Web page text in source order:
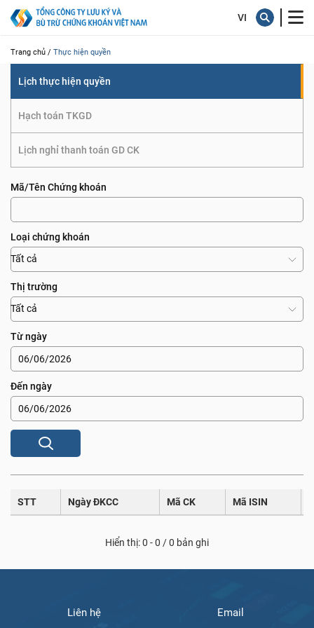
Trang chủ / Thực hiện quyền
Lịch thực hiện quyền
Hạch toán TKGD
Lịch nghỉ thanh toán GD CK
Mã/Tên Chứng khoán
Loại chứng khoán
Tất cả
Thị trường
Tất cả
Từ ngày
Đến ngày
STT Ngày ĐKCC Mã CK Mã ISIN
Hiển thị: 0 - 0 / 0 bản ghi
Liên hệ Email